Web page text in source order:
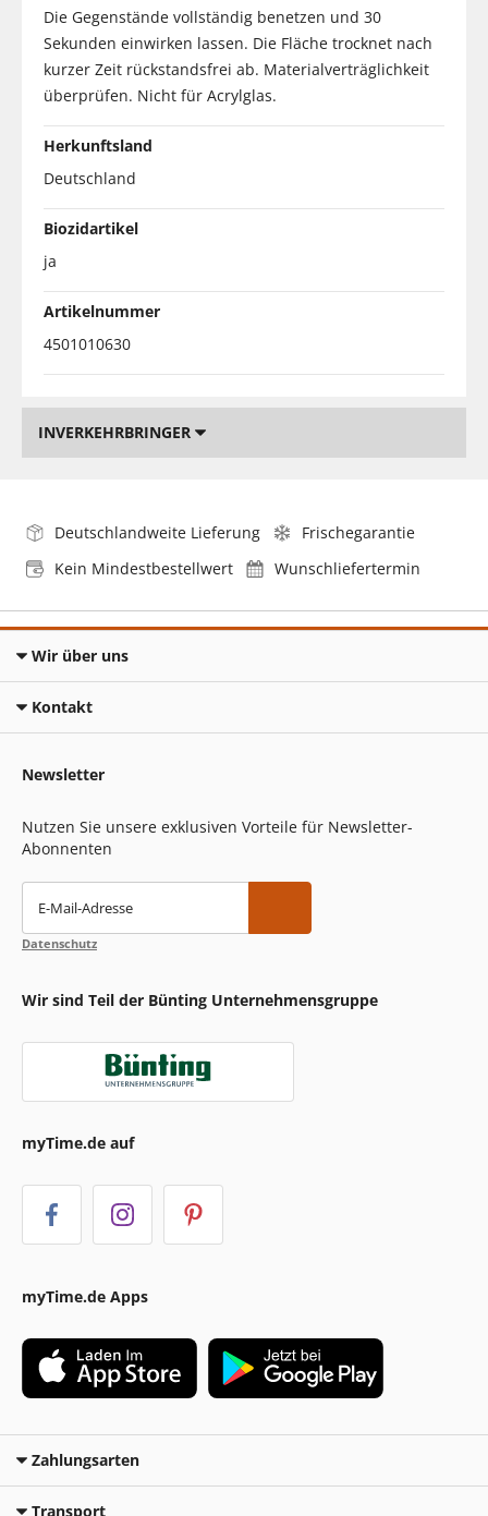
Die Gegenstände vollständig benetzen und 30
Sekunden einwirken lassen. Die Fläche trocknet nach
kurzer Zeit rückstandsfrei ab. Materialverträglichkeit
überprüfen. Nicht für Acrylglas.
Herkunftsland
Deutschland
Biozidartikel
ja
Artikelnummer
4501010630
INVERKEHRBRINGER
Deutschlandweite Lieferung
Frischegarantie
Kein Mindestbestellwert
Wunschliefertermin
Wir über uns
Kontakt
Newsletter
Nutzen Sie unsere exklusiven Vorteile für Newsletter-
Abonnenten
E-Mail-Adresse
Datenschutz
Wir sind Teil der Bünting Unternehmensgruppe
myTime.de auf
myTime.de Apps
Zahlungsarten
Transport